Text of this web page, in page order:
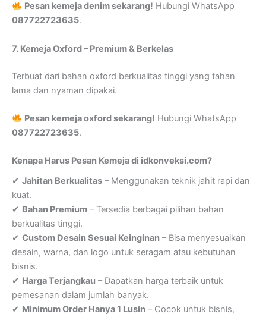
Pesan kemeja denim sekarang! Hubungi WhatsApp
087722723635.
7. Kemeja Oxford – Premium & Berkelas
Terbuat dari bahan oxford berkualitas tinggi yang tahan
lama dan nyaman dipakai.
Pesan kemeja oxford sekarang! Hubungi WhatsApp
087722723635.
Kenapa Harus Pesan Kemeja di idkonveksi.com?
✔ Jahitan Berkualitas – Menggunakan teknik jahit rapi dan
kuat.
✔ Bahan Premium – Tersedia berbagai pilihan bahan
berkualitas tinggi.
✔ Custom Desain Sesuai Keinginan – Bisa menyesuaikan
desain, warna, dan logo untuk seragam atau kebutuhan
bisnis.
✔ Harga Terjangkau – Dapatkan harga terbaik untuk
pemesanan dalam jumlah banyak.
✔ Minimum Order Hanya 1 Lusin – Cocok untuk bisnis,